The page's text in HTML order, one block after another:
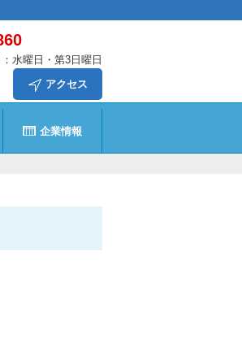
水曜日・第3日曜日
アクセス
企業情報